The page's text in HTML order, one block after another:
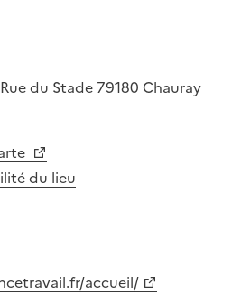
du Stade 79180 Chauray
du lieu
accueil/